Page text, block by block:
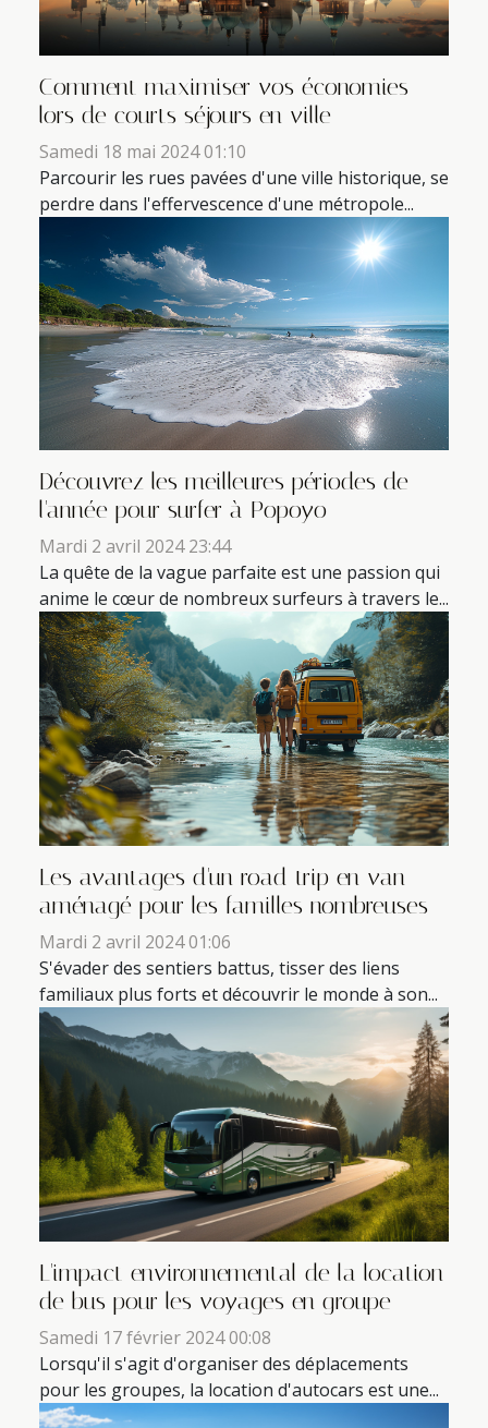
Comment maximiser vos économies
lors de courts séjours en ville
Samedi 18 mai 2024 01:10
Parcourir les rues pavées d'une ville historique, se
perdre dans l'effervescence d'une métropole...
Découvrez les meilleures périodes de
l'année pour surfer à Popoyo
Mardi 2 avril 2024 23:44
La quête de la vague parfaite est une passion qui
anime le cœur de nombreux surfeurs à travers le...
Les avantages d'un road trip en van
aménagé pour les familles nombreuses
Mardi 2 avril 2024 01:06
S'évader des sentiers battus, tisser des liens
familiaux plus forts et découvrir le monde à son...
L'impact environnemental de la location
de bus pour les voyages en groupe
Samedi 17 février 2024 00:08
Lorsqu'il s'agit d'organiser des déplacements
pour les groupes, la location d'autocars est une...